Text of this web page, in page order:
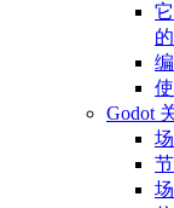
Godot